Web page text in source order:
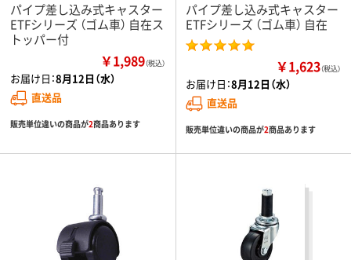
パイプ差し込み式キャスター
ETFシリーズ （ゴム車） 自在ス
トッパー付
￥1,989（税込）
お届け日：8月12日（水）
直送品
販売単位違いの商品が2商品あります
パイプ差し込み式キャスター
ETFシリーズ （ゴム車） 自在
￥1,623（税込）
お届け日：8月12日（水）
直送品
販売単位違いの商品が2商品あります